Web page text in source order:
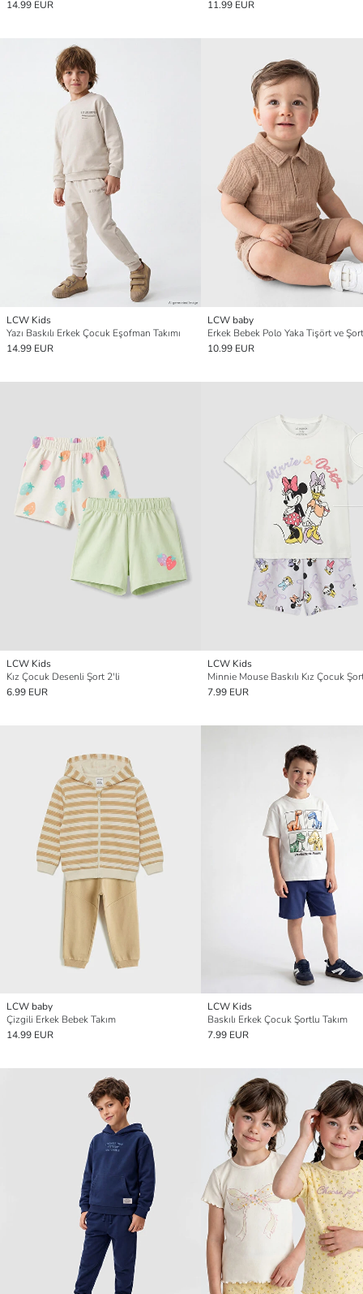
14.99 EUR 11.99 EUR
LCW Kids
Yazı Baskılı Erkek Çocuk Eşofman Takımı
14.99 EUR
LCW baby
Erkek Bebek Polo Yaka Tişört ve
10.99 EUR
LCW Kids
Kız Çocuk Desenli Şort 2'li
6.99 EUR
LCW Kids
7.99 EUR
LCW baby
Çizgili Erkek Bebek Takım
14.99 EUR
LCW Kids
Baskılı Erkek Çocuk Şortlu Takım
7.99 EUR